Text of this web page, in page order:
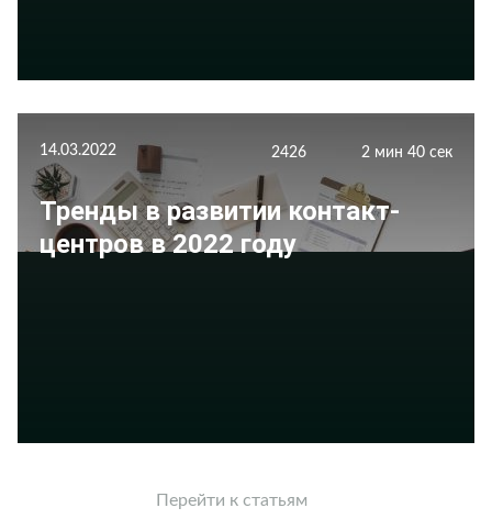
14.03.2022 2426 2 мин 40 сек
Тренды в развитии контакт-
центров в 2022 году
Перейти к статьям